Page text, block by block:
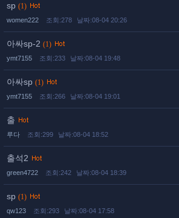
sp (1)
women222 조회:278 날짜:08-04 20:26
아싸sp-2 (1)
ymt7155 조회:233 날짜:08-04 19:48
아싸sp (1)
ymt7155 조회:266 날짜:08-04 19:01
출
루다 조회:299 날짜:08-04 18:52
출석2
green4722 조회:242 날짜:08-04 18:39
sp (1)
qw123 조회:293 날짜:08-04 17:58